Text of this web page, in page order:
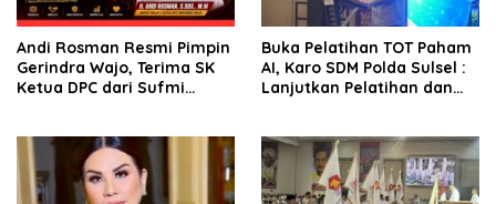
Andi Rosman Resmi Pimpin
Gerindra Wajo, Terima SK
Ketua DPC dari Sufmi
Buka Pelatihan TOT Paham
AI, Karo SDM Polda Sulsel :
Lanjutkan Pelatihan dan